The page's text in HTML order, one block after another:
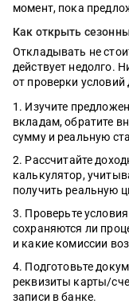
момент, пока
Как открыть
Откладывать не
действует недолго.
от проверки
Изучите
вкладам, обратите
сумму и реальную
Рассчитайте
калькулятор,
получить реальную
Проверьте
сохраняются ли
и какие комиссии
Подготовьте
реквизиты карты/
записи в банке.